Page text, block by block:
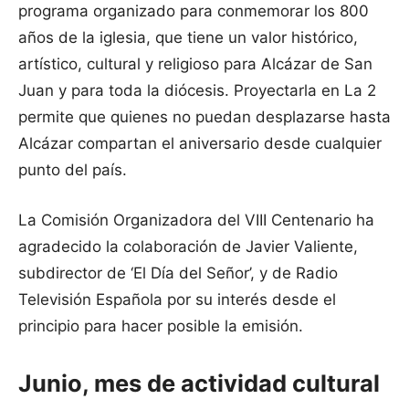
programa organizado para conmemorar los 800
años de la iglesia, que tiene un valor histórico,
artístico, cultural y religioso para Alcázar de San
Juan y para toda la diócesis. Proyectarla en La 2
permite que quienes no puedan desplazarse hasta
Alcázar compartan el aniversario desde cualquier
punto del país.
La Comisión Organizadora del VIII Centenario ha
agradecido la colaboración de Javier Valiente,
subdirector de ‘El Día del Señor’, y de Radio
Televisión Española por su interés desde el
principio para hacer posible la emisión.
Junio, mes de actividad cultural